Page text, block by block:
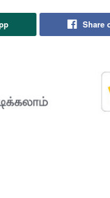
Share